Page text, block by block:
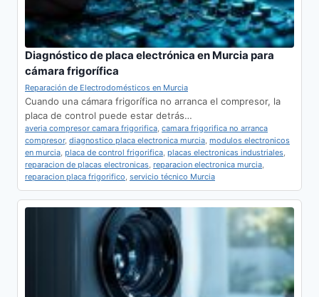
Diagnóstico de placa electrónica en Murcia para
cámara frigorífica
Reparación de Electrodomésticos en Murcia
Cuando una cámara frigorífica no arranca el compresor, la
placa de control puede estar detrás…
averia compresor camara frigorifica, camara frigorifica no arranca
compresor, diagnostico placa electronica murcia, modulos electronicos
en murcia, placa de control frigorifica, placas electronicas industriales,
reparacion de placas electronicas, reparacion electronica murcia,
reparacion placa frigorifico, servicio técnico Murcia